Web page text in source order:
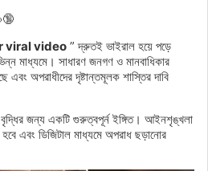
viral video ” দ্রুতই ভাইরাল হয়ে পড়ে
মাধ্যমে। সাধারণ জনগণ ও মানবাধিকার
এবং অপরাধীদের দৃষ্টান্তমূলক শাস্তির দাবি
জন্য একটি গুরুত্বপূর্ন ইঙ্গিত। আইনশৃঙ্খলা
এবং ডিজিটাল মাধ্যমে অপরাধ ছড়ানোর